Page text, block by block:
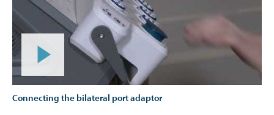
Connecting the bilateral port adaptor